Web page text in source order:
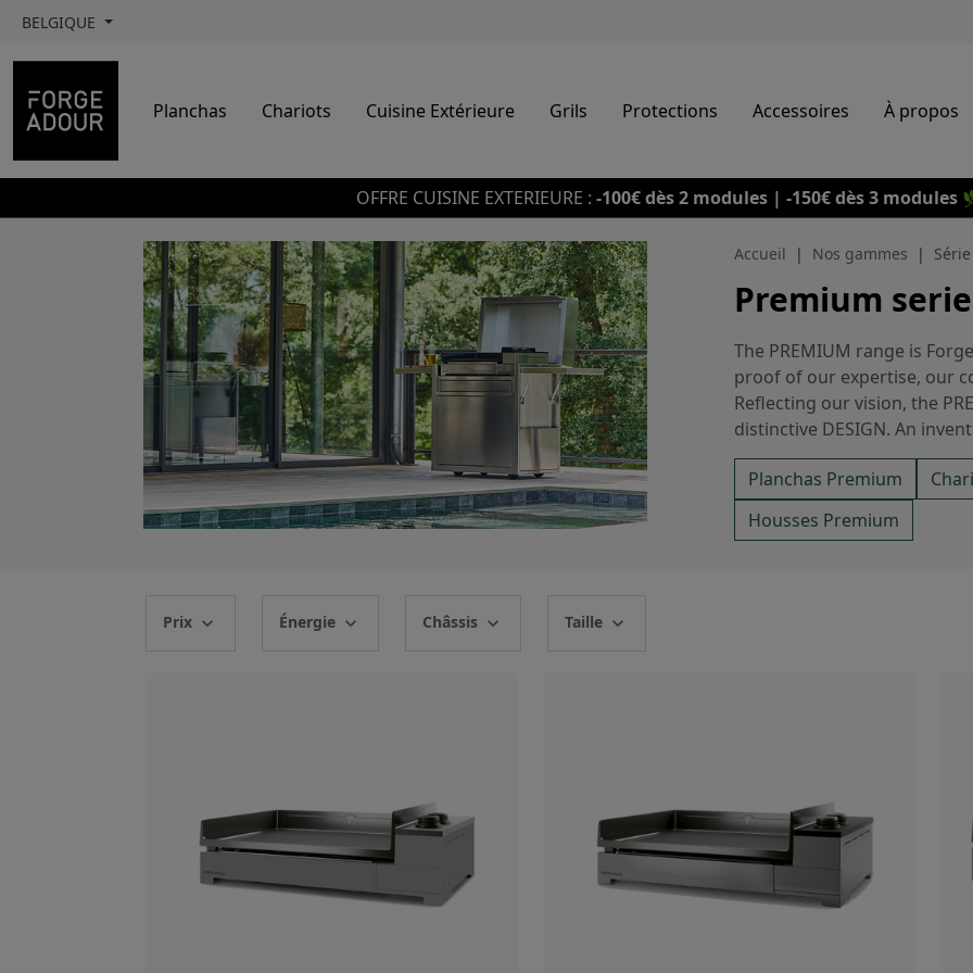
BELGIQUE
Planchas Chariots Cuisine Extérieure Grils Protections Accessoires À propos
OFFRE CUISINE EXTERIEURE : -100€ dès 2 modules | -150€ dès 3 modules
Accueil Nos gammes
Premium
The PREMIUM range is
proof of our expertise, our
Reflecting our vision, the
distinctive DESIGN. An
taste experience, thanks to
innovation and sustainable
Planchas Premium
Housses Premium
Prix expand_more Énergie expand_more Châssis expand_more Taille expand_more